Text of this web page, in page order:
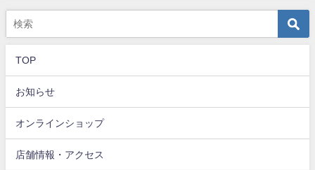
TOP
お知らせ
オンラインショップ
店舗情報・アクセス